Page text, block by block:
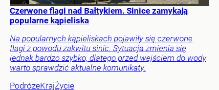
Czerwone flagi nad Bałtykiem. Sinice zamykają
popularne kąpieliska
Na popularnych kąpieliskach pojawiły się czerwone
flagi z powodu zakwitu sinic. Sytuacja zmienia się
jednak bardzo szybko, dlatego przed wejściem do wody
warto sprawdzić aktualne komunikaty.
PodróżeKrajŻycie